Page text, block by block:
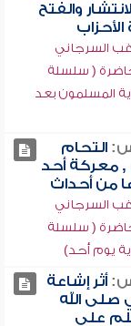
والفتح
السرجاني
( سلسلة
المسلمون بعد
التحام
, معركة أحد
من أحداث
السرجاني
( سلسلة
يوم أحد)
أثر إشاعة
صلى الله
على